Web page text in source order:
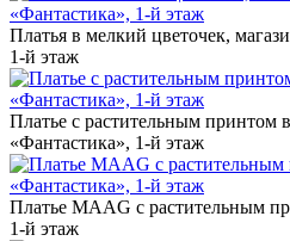
Платья в мелкий цветочек,
1-й этаж
Платье с растительным
«Фантастика», 1-й этаж
Платье MAAG с растительным
1-й этаж